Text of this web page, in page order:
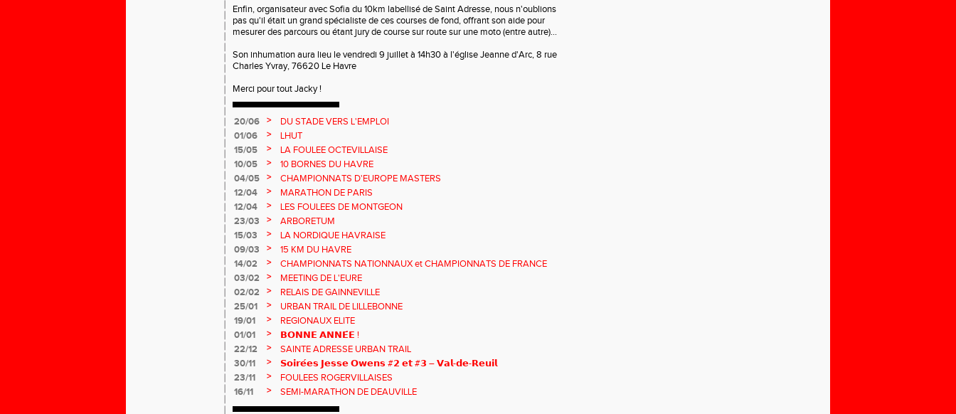
Enfin, organisateur avec Sofia du 10km labellisé de Saint Adresse, nous n'oublions
pas qu'il était un grand spécialiste de ces courses de fond, offrant son aide pour
mesurer des parcours ou étant jury de course sur route sur une moto (entre autre)...
Son inhumation aura lieu le vendredi 9 juillet à 14h30 à l'église Jeanne d'Arc, 8 rue
Charles Yvray, 76620 Le Havre
Merci pour tout Jacky !
20/06 >
DU STADE VERS L'EMPLOI
01/06
>
LHUT
15/05
>
LA FOULEE OCTEVILLAISE
10/05
>
10 BORNES DU HAVRE
04/05
>
CHAMPIONNATS D'EUROPE MASTERS
12/04
>
MARATHON DE PARIS
12/04
>
LES FOULEES DE MONTGEON
23/03
>
ARBORETUM
15/03
>
LA NORDIQUE HAVRAISE
09/03
>
15 KM DU HAVRE
14/02
>
CHAMPIONNATS NATIONNAUX et CHAMPIONNATS DE FRANCE
MASTERS
03/02 >
MEETING DE L'EURE
02/02
>
RELAIS DE GAINNEVILLE
25/01
>
URBAN TRAIL DE LILLEBONNE
19/01
>
REGIONAUX ELITE
01/01
>
𝗕𝗢𝗡𝗡𝗘 𝗔𝗡𝗡𝗘́𝗘 !
22/12
>
SAINTE ADRESSE URBAN TRAIL
30/11
>
𝗦𝗼𝗶𝗿𝗲́𝗲𝘀 𝗝𝗲𝘀𝘀𝗲 𝗢𝘄𝗲𝗻𝘀 #𝟮 𝗲𝘁 #𝟯 – 𝗩𝗮𝗹-𝗱𝗲-𝗥𝗲𝘂𝗶𝗹
23/11
>
FOULEES ROGERVILLAISES
16/11
> SEMI-MARATHON DE DEAUVILLE